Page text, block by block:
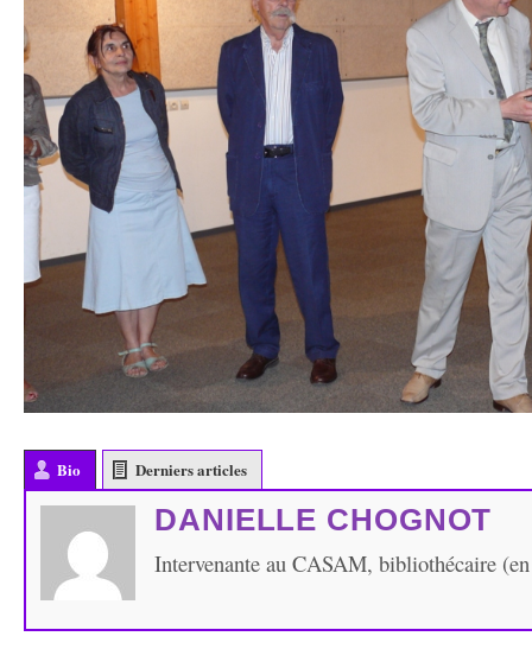
Bio Derniers articles
DANIELLE CHOGNOT
Intervenante au CASAM, bibliothécaire